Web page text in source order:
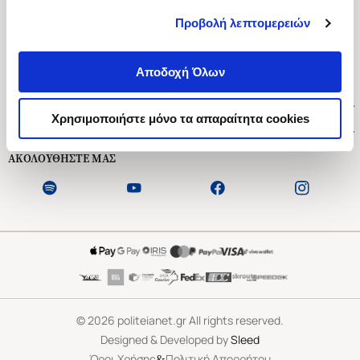
Προβολή λεπτομερειών
Αποδοχή Όλων
Χρησιμοποιήστε μόνο τα απαραίτητα cookies
Ασκληπιού 1-3, Αθήνα 106 79
Δευτέρα - Παρασκευή 09:00-21:00
Εξυπηρέτηση Πελατών
ΑΚΟΛΟΥΘΗΣΤΕ ΜΑΣ
©2026 politeianet.gr All rights reserved.
Designed & Developed bySleed